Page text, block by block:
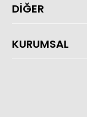
DİĞER
KURUMSAL